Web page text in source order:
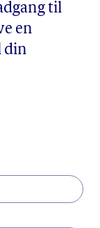
til
en
din